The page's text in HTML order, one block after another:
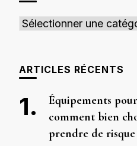
Catégories
ARTICLES RÉCENTS
Équipements
comment bien
prendre de risque